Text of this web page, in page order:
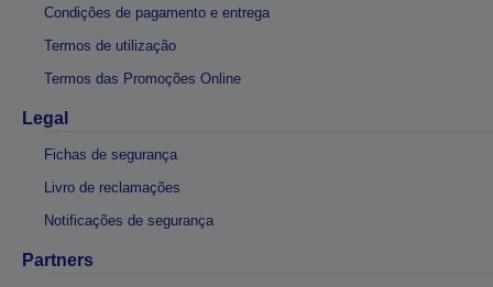
Condições de pagamento e entrega
Termos de utilização
Termos das Promoções Online
Legal
Fichas de segurança
Livro de reclamações
Notificações de segurança
Partners